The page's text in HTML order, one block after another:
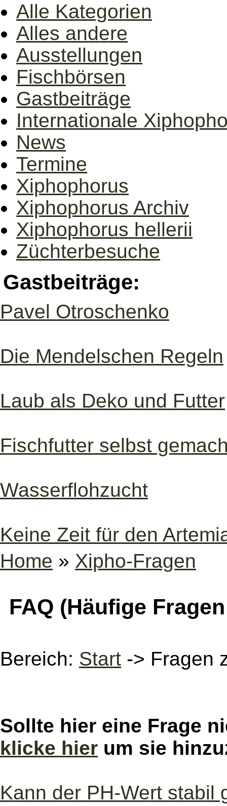
Alle Kategorien
Alles andere
Ausstellungen
Fischbörsen
Gastbeiträge
Internationale
News
Termine
Xiphophorus
Xiphophorus Archiv
Xiphophorus hellerii
Züchterbesuche
Gastbeiträge:
Pavel Otroschenko
Die Mendelschen Regeln
Laub als Deko und Futter
Fischfutter selbst
Wasserflohzucht
Keine Zeit für den
Home » Xipho-Fragen
FAQ (Häufige
Bereich: Start -> Fragen
Sollte hier eine Frage
klicke hier um sie
Kann der PH-Wert stabil